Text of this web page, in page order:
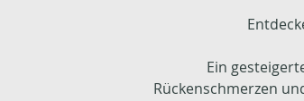
Ein
Rückenschmerzen